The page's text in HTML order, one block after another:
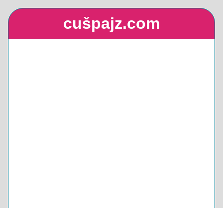
cušpajz.com